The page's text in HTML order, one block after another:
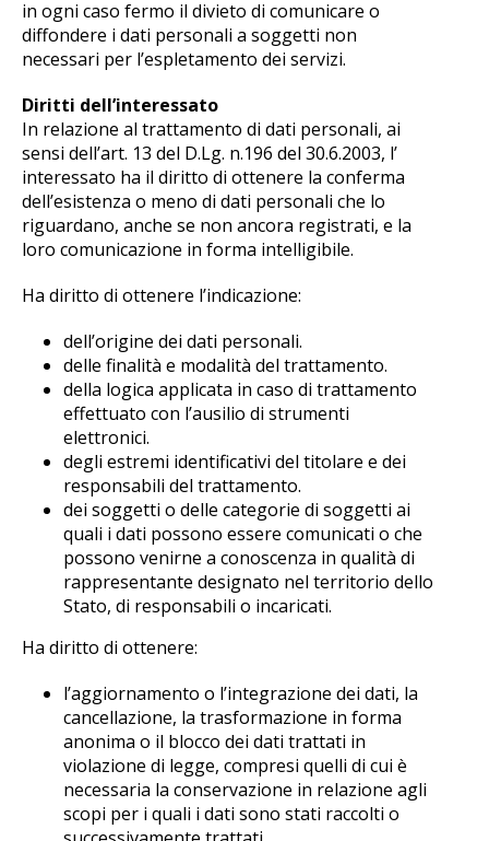
in ogni caso fermo il divieto di comunicare o
diffondere i dati personali a soggetti non
necessari per l’espletamento dei servizi.
Diritti dell’interessato
In relazione al trattamento di dati personali, ai
sensi dell’art. 13 del D.Lg. n.196 del 30.6.2003, l’
interessato ha il diritto di ottenere la conferma
dell’esistenza o meno di dati personali che lo
riguardano, anche se non ancora registrati, e la
loro comunicazione in forma intelligibile.
Ha diritto di ottenere l’indicazione:
dell’origine dei dati personali.
delle finalità e modalità del trattamento.
della logica applicata in caso di trattamento
effettuato con l’ausilio di strumenti
elettronici.
degli estremi identificativi del titolare e dei
responsabili del trattamento.
dei soggetti o delle categorie di soggetti ai
quali i dati possono essere comunicati o che
possono venirne a conoscenza in qualità di
rappresentante designato nel territorio dello
Stato, di responsabili o incaricati.
Ha diritto di ottenere:
l’aggiornamento o l’integrazione dei dati, la
cancellazione, la trasformazione in forma
anonima o il blocco dei dati trattati in
violazione di legge, compresi quelli di cui è
necessaria la conservazione in relazione agli
scopi per i quali i dati sono stati raccolti o